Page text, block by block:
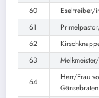
60
Eseltreiber/
61
62
63
64
Herr/Frau
Gänsebraten